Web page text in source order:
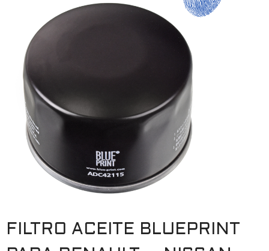
FILTRO ACEITE BLUEPRINT